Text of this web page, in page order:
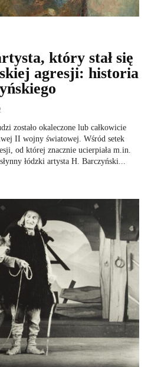
który stał się
agresji: historia
zostało okaleczone lub całkowicie
II wojny światowej. Wśród setek
od której znacznie ucierpiała m.in.
łódzki artysta H. Barczyński...